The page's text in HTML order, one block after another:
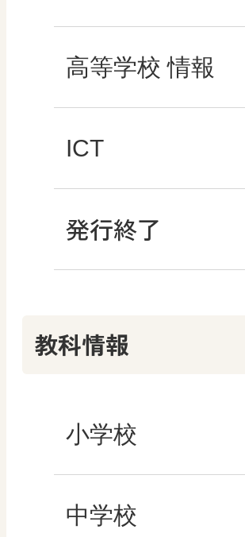
高校教科書
その他の教
―マンガで
どうする
ABCシリー
マンガで
ABCシリー
ROOT
教科書活
算数授業
楽しい数
ABCシリー
その他の教
高等学校 情報
情報科プラ
ICT
つなぐ つな
発行終了
教科情報
小学校
社会
中学校